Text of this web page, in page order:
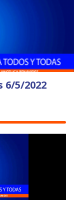
6/5/2022